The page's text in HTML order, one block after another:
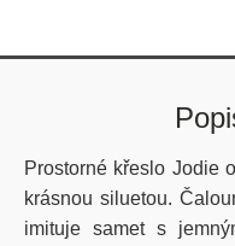
Prostorné křeslo Jodie
krásnou siluetou.
imituje samet s